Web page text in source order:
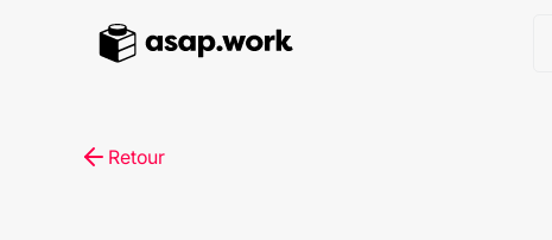
Retour